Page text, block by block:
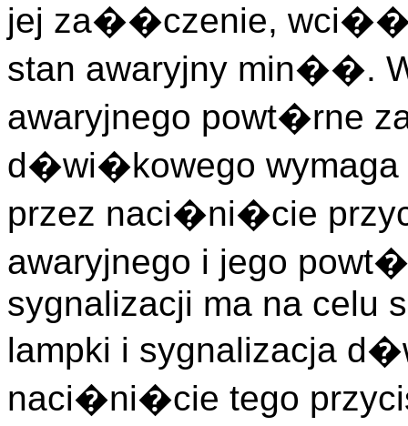
jej za��czenie,
stan awaryjny min��.
awaryjnego powt�rne
d�wi�kowego
przez naci�ni�cie
awaryjnego i jego
sygnalizacji ma na celu
lampki i sygnalizacja
naci�ni�cie tego